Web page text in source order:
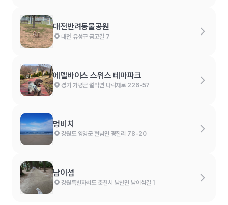
대전반려동물공원
대전 유성구 금고길 7
에델바이스 스위스 테마파크
경기 가평군 설악면 다락재로 226-57
멍비치
강원도 양양군 현남면 광진리 78-20
남이섬
강원특별자치도 춘천시 남산면 남이섬길 1